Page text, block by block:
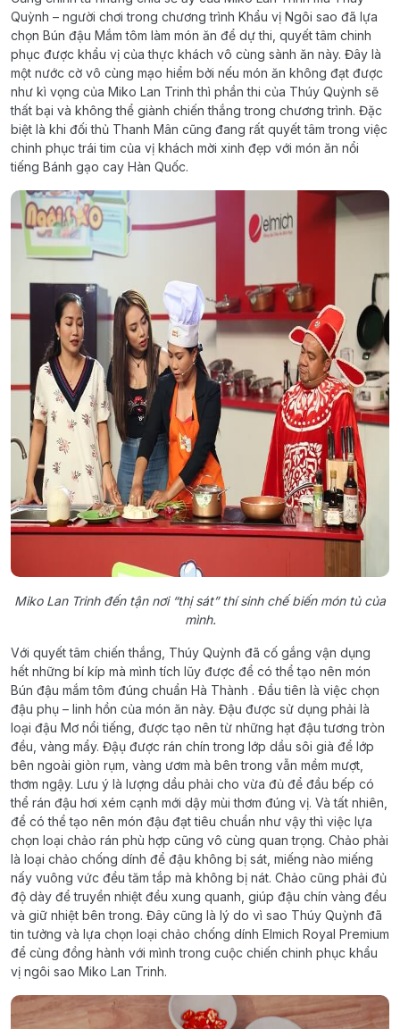
Quỳnh – người chơi trong chương trình Khẩu vị Ngôi sao đã lựa
chọn Bún đậu Mắm tôm làm món ăn để dự thi, quyết tâm chinh
phục được khẩu vị của thực khách vô cùng sành ăn này. Đây là
một nước cờ vô cùng mạo hiểm bởi nếu món ăn không đạt được
như kì vọng của Miko Lan Trinh thì phần thi của Thúy Quỳnh sẽ
thất bại và không thể giành chiến thắng trong chương trình. Đặc
biệt là khi đối thủ Thanh Mân cũng đang rất quyết tâm trong việc
chinh phục trái tim của vị khách mời xinh đẹp với món ăn nổi
tiếng Bánh gạo cay Hàn Quốc.
Miko Lan Trinh đến tận nơi “thị sát” thí sinh chế biến món tủ của
mình.
Với quyết tâm chiến thắng, Thúy Quỳnh đã cố gắng vận dụng
hết những bí kíp mà mình tích lũy được để có thể tạo nên món
Bún đậu mắm tôm đúng chuẩn Hà Thành . Đầu tiên là việc chọn
đậu phụ – linh hồn của món ăn này. Đậu được sử dụng phải là
loại đậu Mơ nổi tiếng, được tạo nên từ những hạt đậu tương tròn
đều, vàng mẩy. Đậụ được rán chín trong lớp dầu sôi già để lớp
bên ngoài giòn rụm, vàng ươm mà bên trong vẫn mềm mượt,
thơm ngậy. Lưu ý là lượng dầu phải cho vừa đủ để đầu bếp có
thể rán đậu hơi xém cạnh mới dậy mùi thơm đúng vị. Và tất nhiên,
để có thể tạo nên món đậu đạt tiêu chuẩn như vậy thì việc lựa
chọn loại chảo rán phù hợp cũng vô cùng quan trọng. Chảo phải
là loại chảo chống dính để đậu không bị sát, miếng nào miếng
nấy vuông vức đều tăm tắp mà không bị nát. Chảo cũng phải đủ
độ dày để truyền nhiệt đều xung quanh, giúp đậu chín vàng đều
và giữ nhiệt bên trong. Đây cũng là lý do vì sao Thúy Quỳnh đã
tin tưởng và lựa chọn loại chảo chống dính Elmich Royal Premium
để cùng đồng hành với mình trong cuộc chiến chinh phục khẩu
vị ngôi sao Miko Lan Trinh.